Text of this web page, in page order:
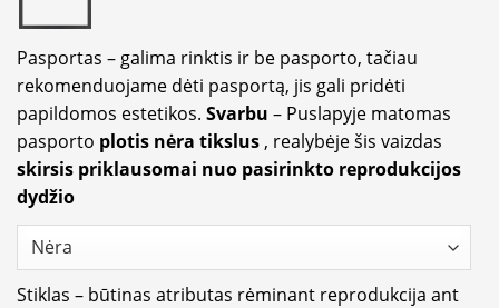
Pasportas – galima rinktis ir be pasporto, tačiau
rekomenduojame dėti pasportą, jis gali pridėti
papildomos estetikos. Svarbu – Puslapyje matomas
pasporto plotis nėra tikslus, realybėje šis vaizdas
skirsis priklausomai nuo pasirinkto reprodukcijos
dydžio
Stiklas – būtinas atributas rėminant reprodukcija ant